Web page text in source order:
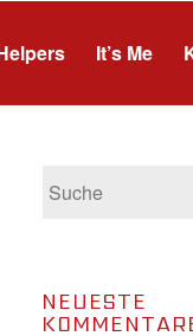
It’s Me
NEUESTE